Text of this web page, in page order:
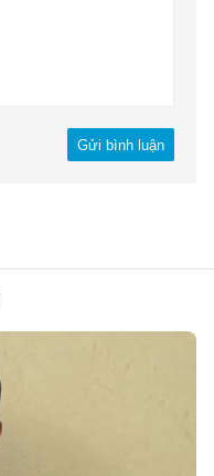
Gửi bình luận